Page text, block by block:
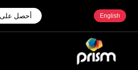
English أحصل على